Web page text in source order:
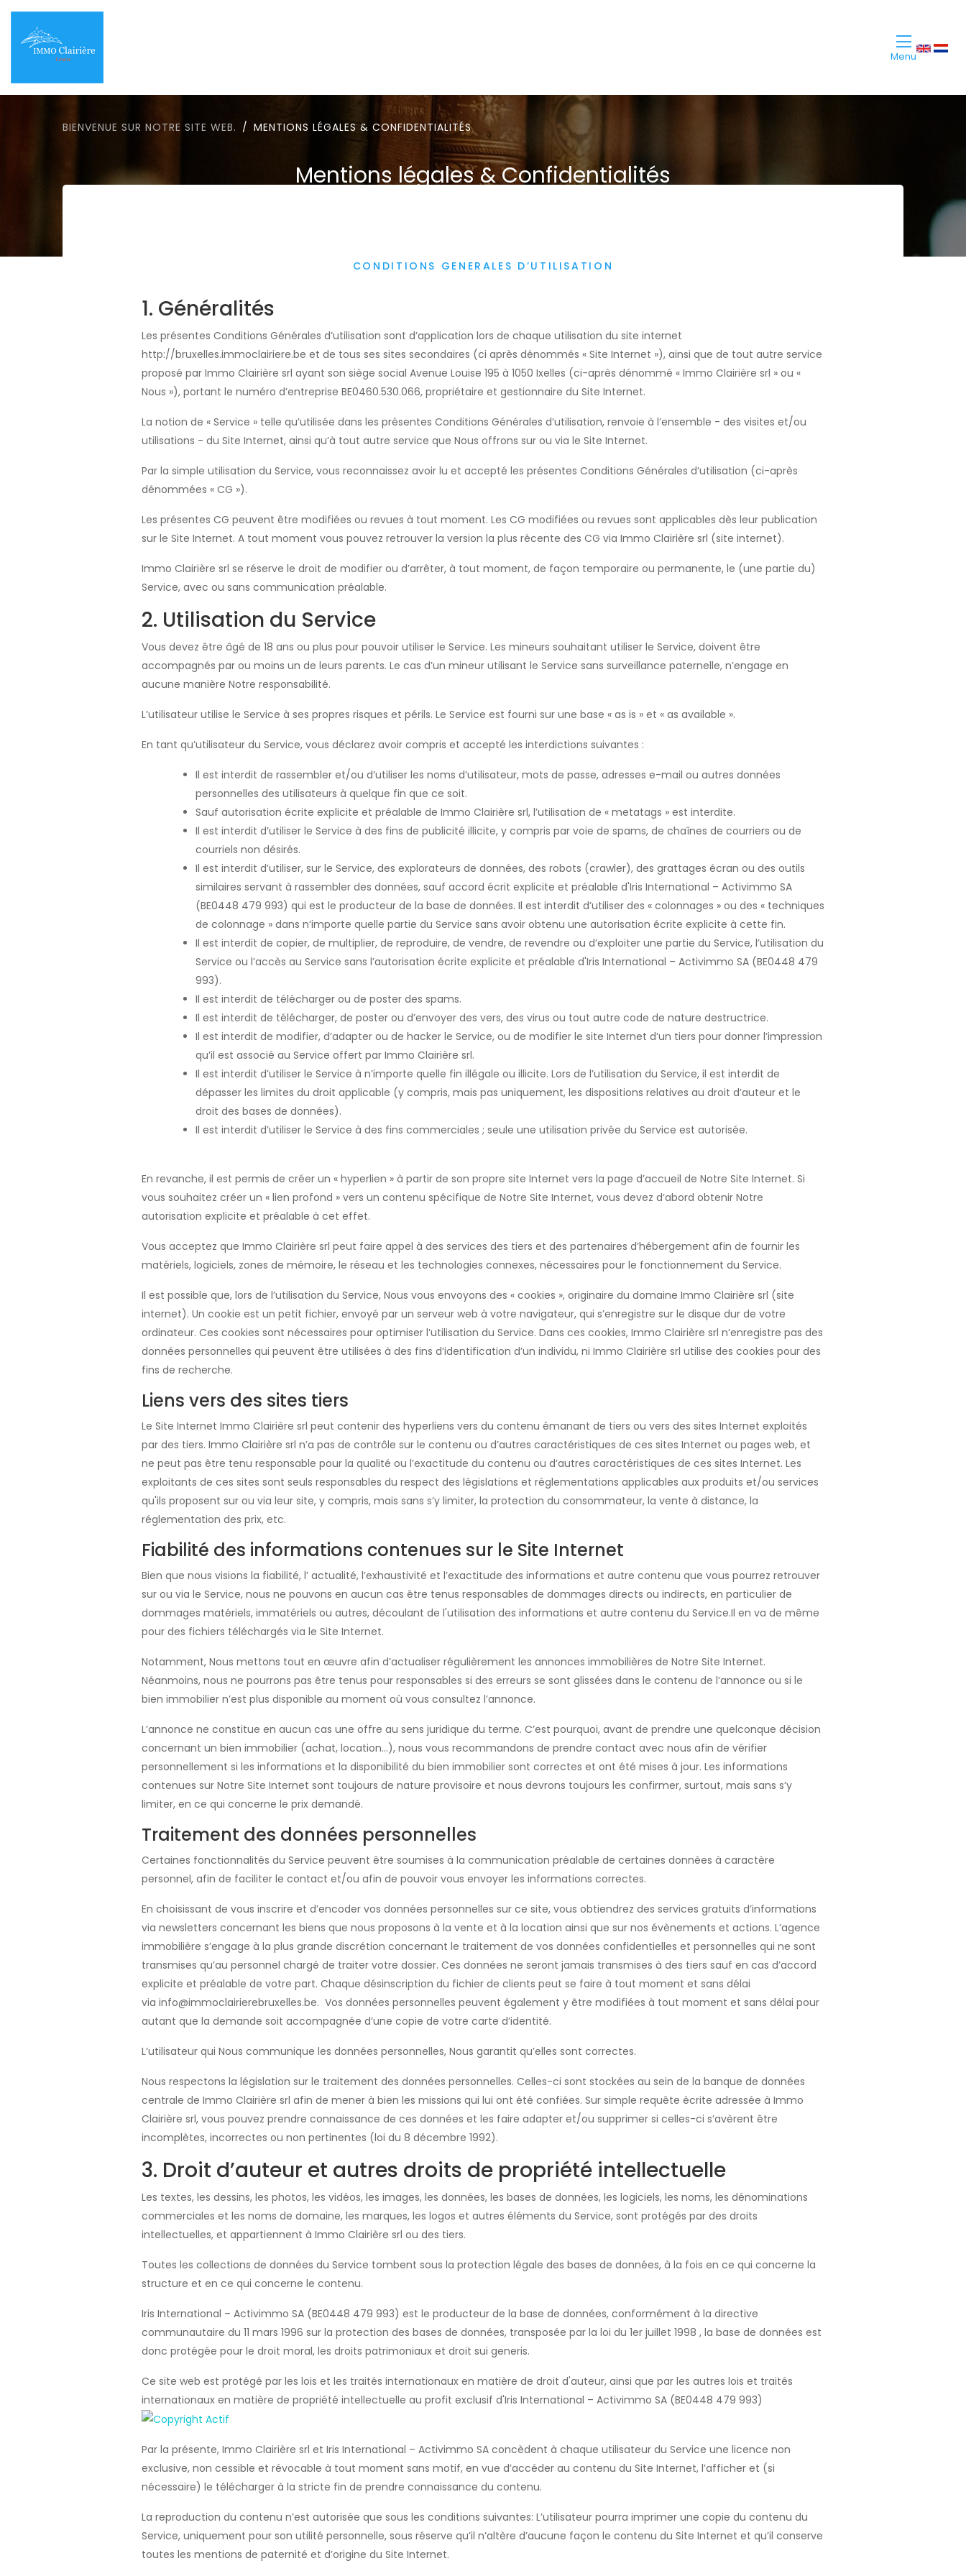
Menu
BIENVENUE SUR NOTRE SITE WEB. MENTIONS LÉGALES & CONFIDENTIALITÉS
Mentions légales & Confidentialités
CONDITIONS GENERALES D’UTILISATION
1. Généralités
Les présentes Conditions Générales d’utilisation sont d’application lors de chaque utilisation du site internet
http://bruxelles.immoclairiere.be et de tous ses sites secondaires (ci après dénommés « Site Internet »), ainsi que de tout autre service
proposé par Immo Clairière srl ayant son siège social Avenue Louise 195 à 1050 Ixelles (ci-après dénommé « Immo Clairière srl » ou «
Nous »), portant le numéro d’entreprise BE0460.530.066, propriétaire et gestionnaire du Site Internet.
La notion de « Service » telle qu’utilisée dans les présentes Conditions Générales d’utilisation, renvoie à l’ensemble - des visites et/ou
utilisations - du Site Internet, ainsi qu’à tout autre service que Nous offrons sur ou via le Site Internet.
Par la simple utilisation du Service, vous reconnaissez avoir lu et accepté les présentes Conditions Générales d’utilisation (ci-après
dénommées « CG »).
Les présentes CG peuvent être modifiées ou revues à tout moment. Les CG modifiées ou revues sont applicables dès leur publication
sur le Site Internet. A tout moment vous pouvez retrouver la version la plus récente des CG via Immo Clairière srl (site internet).
Immo Clairière srl se réserve le droit de modifier ou d’arrêter, à tout moment, de façon temporaire ou permanente, le (une partie du)
Service, avec ou sans communication préalable.
2. Utilisation du Service
Vous devez être âgé de 18 ans ou plus pour pouvoir utiliser le Service. Les mineurs souhaitant utiliser le Service, doivent être
accompagnés par ou moins un de leurs parents. Le cas d’un mineur utilisant le Service sans surveillance paternelle, n’engage en
aucune manière Notre responsabilité.
L’utilisateur utilise le Service à ses propres risques et périls. Le Service est fourni sur une base « as is » et « as available ».
En tant qu’utilisateur du Service, vous déclarez avoir compris et accepté les interdictions suivantes :
Il est interdit de rassembler et/ou d’utiliser les noms d’utilisateur, mots de passe, adresses e-mail ou autres données
personnelles des utilisateurs à quelque fin que ce soit.
Sauf autorisation écrite explicite et préalable de Immo Clairière srl, l’utilisation de « metatags » est interdite.
Il est interdit d’utiliser le Service à des fins de publicité illicite, y compris par voie de spams, de chaînes de courriers ou de
courriels non désirés.
Il est interdit d’utiliser, sur le Service, des explorateurs de données, des robots (crawler), des grattages écran ou des outils
similaires servant à rassembler des données, sauf accord écrit explicite et préalable d'Iris International – Activimmo SA
(BE0448 479 993) qui est le producteur de la base de données. Il est interdit d’utiliser des « colonnages » ou des « techniques
de colonnage » dans n’importe quelle partie du Service sans avoir obtenu une autorisation écrite explicite à cette fin.
Il est interdit de copier, de multiplier, de reproduire, de vendre, de revendre ou d’exploiter une partie du Service, l’utilisation du
Service ou l’accès au Service sans l’autorisation écrite explicite et préalable d'Iris International – Activimmo SA (BE0448 479
993).
Il est interdit de télécharger ou de poster des spams.
Il est interdit de télécharger, de poster ou d’envoyer des vers, des virus ou tout autre code de nature destructrice.
Il est interdit de modifier, d’adapter ou de hacker le Service, ou de modifier le site Internet d’un tiers pour donner l’impression
qu’il est associé au Service offert par Immo Clairière srl.
Il est interdit d’utiliser le Service à n’importe quelle fin illégale ou illicite. Lors de l’utilisation du Service, il est interdit de
dépasser les limites du droit applicable (y compris, mais pas uniquement, les dispositions relatives au droit d’auteur et le
droit des bases de données).
Il est interdit d’utiliser le Service à des fins commerciales ; seule une utilisation privée du Service est autorisée.
En revanche, il est permis de créer un « hyperlien » à partir de son propre site Internet vers la page d’accueil de Notre Site Internet. Si
vous souhaitez créer un « lien profond » vers un contenu spécifique de Notre Site Internet, vous devez d’abord obtenir Notre
autorisation explicite et préalable à cet effet.
Vous acceptez que Immo Clairière srl peut faire appel à des services des tiers et des partenaires d’hébergement afin de fournir les
matériels, logiciels, zones de mémoire, le réseau et les technologies connexes, nécessaires pour le fonctionnement du Service.
Il est possible que, lors de l’utilisation du Service, Nous vous envoyons des « cookies », originaire du domaine Immo Clairière srl (site
internet). Un cookie est un petit fichier, envoyé par un serveur web à votre navigateur, qui s’enregistre sur le disque dur de votre
ordinateur. Ces cookies sont nécessaires pour optimiser l’utilisation du Service. Dans ces cookies, Immo Clairière srl n’enregistre pas des
données personnelles qui peuvent être utilisées à des fins d’identification d’un individu, ni Immo Clairière srl utilise des cookies pour des
fins de recherche.
Liens vers des sites tiers
Le Site Internet Immo Clairière srl peut contenir des hyperliens vers du contenu émanant de tiers ou vers des sites Internet exploités
par des tiers. Immo Clairière srl n’a pas de contrôle sur le contenu ou d’autres caractéristiques de ces sites Internet ou pages web, et
ne peut pas être tenu responsable pour la qualité ou l’exactitude du contenu ou d’autres caractéristiques de ces sites Internet. Les
exploitants de ces sites sont seuls responsables du respect des législations et réglementations applicables aux produits et/ou services
qu'ils proposent sur ou via leur site, y compris, mais sans s’y limiter, la protection du consommateur, la vente à distance, la
réglementation des prix, etc.
Fiabilité des informations contenues sur le Site Internet
Bien que nous visions la fiabilité, l’ actualité, l’exhaustivité et l’exactitude des informations et autre contenu que vous pourrez retrouver
sur ou via le Service, nous ne pouvons en aucun cas être tenus responsables de dommages directs ou indirects, en particulier de
dommages matériels, immatériels ou autres, découlant de l'utilisation des informations et autre contenu du Service.Il en va de même
pour des fichiers téléchargés via le Site Internet.
Notamment, Nous mettons tout en œuvre afin d’actualiser régulièrement les annonces immobilières de Notre Site Internet.
Néanmoins, nous ne pourrons pas être tenus pour responsables si des erreurs se sont glissées dans le contenu de l’annonce ou si le
bien immobilier n’est plus disponible au moment où vous consultez l’annonce.
L’annonce ne constitue en aucun cas une offre au sens juridique du terme. C’est pourquoi, avant de prendre une quelconque décision
concernant un bien immobilier (achat, location…), nous vous recommandons de prendre contact avec nous afin de vérifier
personnellement si les informations et la disponibilité du bien immobilier sont correctes et ont été mises à jour. Les informations
contenues sur Notre Site Internet sont toujours de nature provisoire et nous devrons toujours les confirmer, surtout, mais sans s’y
limiter, en ce qui concerne le prix demandé.
Traitement des données personnelles
Certaines fonctionnalités du Service peuvent être soumises à la communication préalable de certaines données à caractère
personnel, afin de faciliter le contact et/ou afin de pouvoir vous envoyer les informations correctes.
En choisissant de vous inscrire et d’encoder vos données personnelles sur ce site, vous obtiendrez des services gratuits d’informations
via newsletters concernant les biens que nous proposons à la vente et à la location ainsi que sur nos évènements et actions. L’agence
immobilière s’engage à la plus grande discrétion concernant le traitement de vos données confidentielles et personnelles qui ne sont
transmises qu’au personnel chargé de traiter votre dossier. Ces données ne seront jamais transmises à des tiers sauf en cas d’accord
explicite et préalable de votre part. Chaque désinscription du fichier de clients peut se faire à tout moment et sans délai
via info@immoclairierebruxelles.be. Vos données personnelles peuvent également y être modifiées à tout moment et sans délai pour
autant que la demande soit accompagnée d’une copie de votre carte d’identité.
L’utilisateur qui Nous communique les données personnelles, Nous garantit qu’elles sont correctes.
Nous respectons la législation sur le traitement des données personnelles. Celles-ci sont stockées au sein de la banque de données
centrale de Immo Clairière srl afin de mener à bien les missions qui lui ont été confiées. Sur simple requête écrite adressée à Immo
Clairière srl, vous pouvez prendre connaissance de ces données et les faire adapter et/ou supprimer si celles-ci s’avèrent être
incomplètes, incorrectes ou non pertinentes (loi du 8 décembre 1992).
3. Droit d’auteur et autres droits de propriété intellectuelle
Les textes, les dessins, les photos, les vidéos, les images, les données, les bases de données, les logiciels, les noms, les dénominations
commerciales et les noms de domaine, les marques, les logos et autres éléments du Service, sont protégés par des droits
intellectuelles, et appartiennent à Immo Clairière srl ou des tiers.
Toutes les collections de données du Service tombent sous la protection légale des bases de données, à la fois en ce qui concerne la
structure et en ce qui concerne le contenu.
Iris International – Activimmo SA (BE0448 479 993) est le producteur de la base de données, conformément à la directive
communautaire du 11 mars 1996 sur la protection des bases de données, transposée par la loi du 1er juillet 1998 , la base de données est
donc protégée pour le droit moral, les droits patrimoniaux et droit sui generis.
Ce site web est protégé par les lois et les traités internationaux en matière de droit d'auteur, ainsi que par les autres lois et traités
internationaux en matière de propriété intellectuelle au profit exclusif d'Iris International – Activimmo SA (BE0448 479 993)
Par la présente, Immo Clairière srl et Iris International – Activimmo SA concèdent à chaque utilisateur du Service une licence non
exclusive, non cessible et révocable à tout moment sans motif, en vue d’accéder au contenu du Site Internet, l’afficher et (si
nécessaire) le télécharger à la stricte fin de prendre connaissance du contenu.
La reproduction du contenu n’est autorisée que sous les conditions suivantes: L’utilisateur pourra imprimer une copie du contenu du
Service, uniquement pour son utilité personnelle, sous réserve qu’il n’altère d’aucune façon le contenu du Site Internet et qu’il conserve
toutes les mentions de paternité et d’origine du Site Internet.